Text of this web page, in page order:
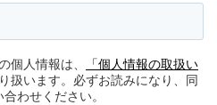
個人情報は、
「個人情報の取扱い
扱います。必ずお読みになり、同
わせください。